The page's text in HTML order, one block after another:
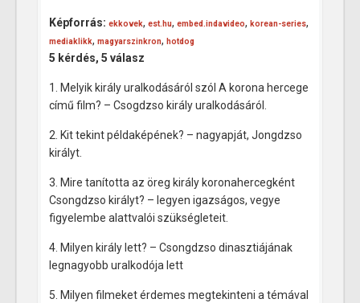
Képforrás: ekkovek, est.hu, embed.indavideo, korean-series,
mediaklikk, magyarszinkron, hotdog
5 kérdés, 5 válasz
1. Melyik király uralkodásáról szól A korona hercege
című film? – Csogdzso király uralkodásáról.
2. Kit tekint példaképének? – nagyapját, Jongdzso
királyt.
3. Mire tanította az öreg király koronahercegként
Csongdzso királyt? – legyen igazságos, vegye
figyelembe alattvalói szükségleteit.
4. Milyen király lett? – Csongdzso dinasztiájának
legnagyobb uralkodója lett
5. Milyen filmeket érdemes megtekinteni a témával